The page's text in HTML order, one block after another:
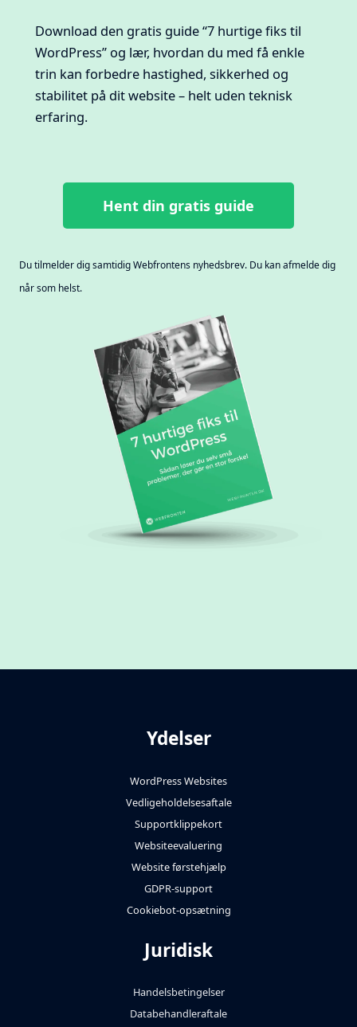
Download den gratis guide “7 hurtige fiks til
WordPress” og lær, hvordan du med få enkle
trin kan forbedre hastighed, sikkerhed og
stabilitet på dit website – helt uden teknisk
erfaring.
Hent din gratis guide
Du tilmelder dig samtidig Webfrontens nyhedsbrev. Du kan afmelde dig
når som helst.
Ydelser
WordPress Websites
Vedligeholdelsesaftale
Supportklippekort
Websiteevaluering
Website førstehjælp
GDPR-support
Cookiebot-opsætning
Juridisk
Handelsbetingelser
Databehandleraftale